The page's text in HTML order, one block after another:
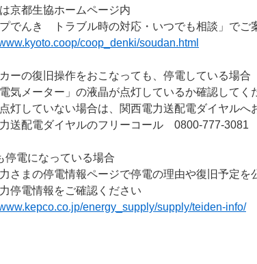
生協ホームページ内
き トラブル時の対応・いつでも相談」でご案
coop_denki/soudan.html
の復旧操作をおこなっても、停電している場合
ーター」の液晶が点灯しているか確認してくだ
ていない場合は、関西電力送配電ダイヤルへお
電ダイヤルのフリーコール 0800-777-3081
停電になっている場合
の停電情報ページで停電の理由や復旧予定を
情報をご確認ください
energy_supply/supply/teiden-info/